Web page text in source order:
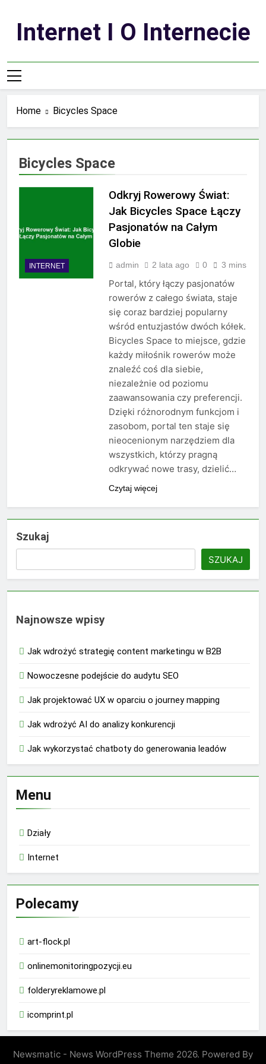
contentInternet I O Internecie
Home Bicycles Space
Bicycles Space
INTERNET
Odkryj Rowerowy Świat:
Jak Bicycles Space Łączy
Pasjonatów na Całym
Globie
admin 2 lata ago 0 3 mins
Portal, który łączy pasjonatów
rowerów z całego świata, staje
się coraz bardziej popularny
wśród entuzjastów dwóch kółek.
Bicycles Space to miejsce, gdzie
każdy miłośnik rowerów może
znaleźć coś dla siebie,
niezależnie od poziomu
zaawansowania czy preferencji.
Dzięki różnorodnym funkcjom i
zasobom, portal ten staje się
nieocenionym narzędziem dla
wszystkich, którzy pragną
odkrywać nowe trasy, dzielić…
Czytaj więcej
Szukaj
SZUKAJ
Najnowsze wpisy
Jak wdrożyć strategię content marketingu w B2B
Nowoczesne podejście do audytu SEO
Jak projektować UX w oparciu o journey mapping
Jak wdrożyć AI do analizy konkurencji
Jak wykorzystać chatboty do generowania leadów
Menu
Działy
Internet
Polecamy
art-flock.pl
onlinemonitoringpozycji.eu
folderyreklamowe.pl
icomprint.pl
Newsmatic - News WordPress Theme 2026. Powered By